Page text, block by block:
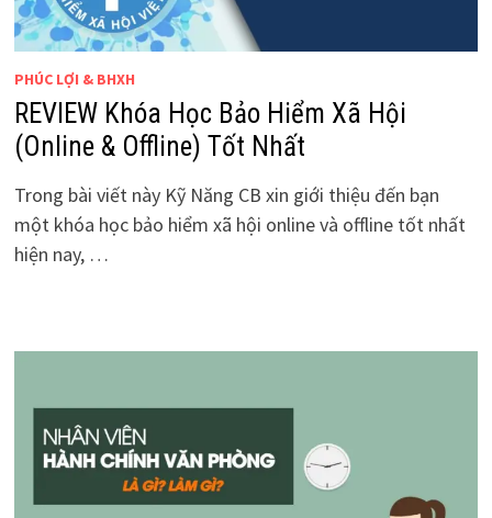
PHÚC LỢI & BHXH
REVIEW Khóa Học Bảo Hiểm Xã Hội
(Online & Offline) Tốt Nhất
Trong bài viết này Kỹ Năng CB xin giới thiệu đến bạn
một khóa học bảo hiểm xã hội online và offline tốt nhất
hiện nay, …